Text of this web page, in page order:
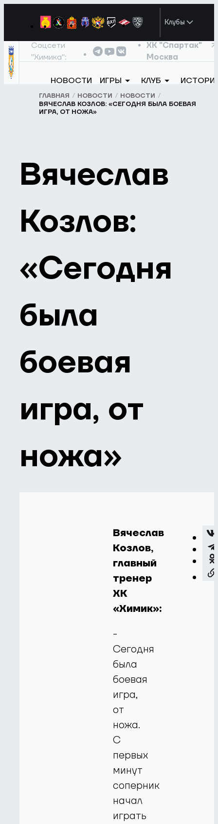
Клубы
Соцсети
"Химика":
ХК "Спартак"
Москва
НОВОСТИ ИГРЫ КЛУБ
ГЛАВНАЯ НОВОСТИ
НОВОСТИ
ВЯЧЕСЛАВ КОЗЛОВ: «СЕГОДНЯ БЫЛА БОЕВАЯ
ИГРА, ОТ НОЖА»
Вячеслав
Козлов:
«Сегодня
была
боевая
игра, от
ножа»
Вячеслав
Козлов,
главный
тренер
ХК
«Химик»:
-
Сегодня
была
боевая
игра,
от
ножа.
С
первых
минут
соперник
начал
играть